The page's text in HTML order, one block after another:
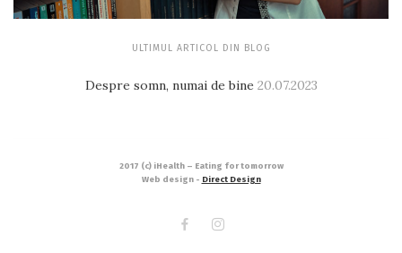
ULTIMUL ARTICOL DIN BLOG
Despre somn, numai de bine 20.07.2023
2017 (c) iHealth – Eating for tomorrow
Web design - Direct Design